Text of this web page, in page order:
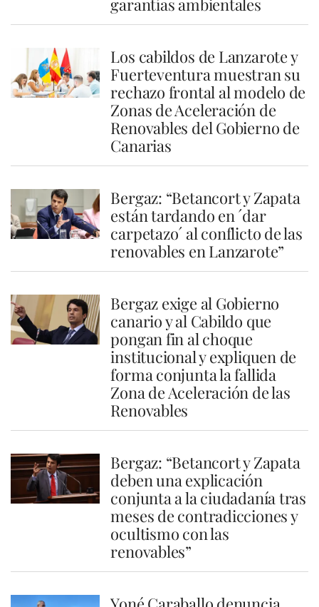
garantías ambientales
Los cabildos de Lanzarote y
Fuerteventura muestran su
rechazo frontal al modelo de
Zonas de Aceleración de
Renovables del Gobierno de
Canarias
Bergaz: “Betancort y Zapata
están tardando en ´dar
carpetazo´ al conflicto de las
renovables en Lanzarote”
Bergaz exige al Gobierno
canario y al Cabildo que
pongan fin al choque
institucional y expliquen de
forma conjunta la fallida
Zona de Aceleración de las
Renovables
Bergaz: “Betancort y Zapata
deben una explicación
conjunta a la ciudadanía tras
meses de contradicciones y
ocultismo con las
renovables”